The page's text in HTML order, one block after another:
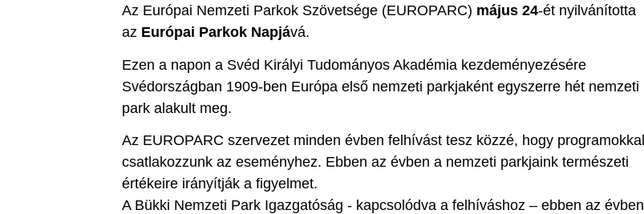
Az Európai Nemzeti Parkok Szövetsége (EUROPARC) május 24-ét nyilvánította
az Európai Parkok Napjává.
Ezen a napon a Svéd Királyi Tudományos Akadémia kezdeményezésére
Svédországban 1909-ben Európa első nemzeti parkjaként egyszerre hét nemzeti
park alakult meg.
Az EUROPARC szervezet minden évben felhívást tesz közzé, hogy programokkal
csatlakozzunk az eseményhez. Ebben az évben a nemzeti parkjaink természeti
értékeire irányítják a figyelmet.
A Bükki Nemzeti Park Igazgatóság - kapcsolódva a felhíváshoz – ebben az évben